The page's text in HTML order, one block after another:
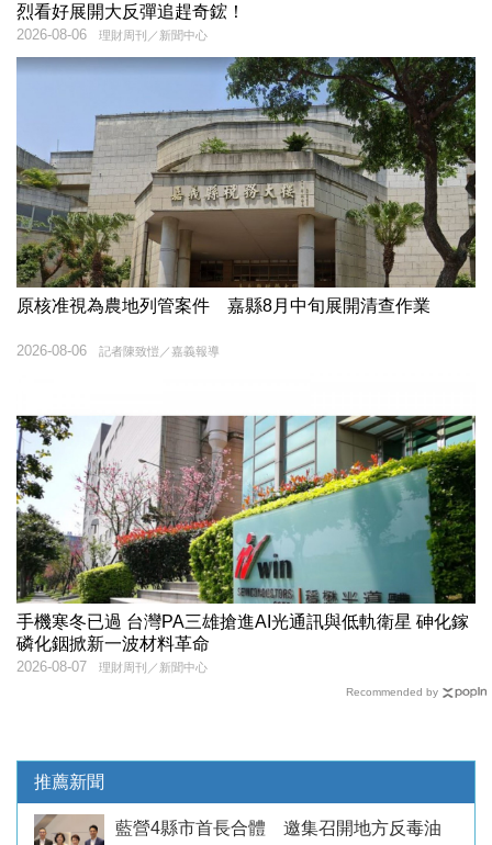
烈看好展開大反彈追趕奇鋐！
理財周刊／新聞中心
2026-08-06
原核准視為農地列管案件 嘉縣8月中旬展開清查作業
記者陳致愷／嘉義報導
2026-08-06
手機寒冬已過 台灣PA三雄搶進AI光通訊與低軌衛星 砷化鎵
磷化銦掀新一波材料革命
理財周刊／新聞中心
2026-08-07
Recommended by
推薦新聞
藍營4縣市首長合體 邀集召開地方反毒油